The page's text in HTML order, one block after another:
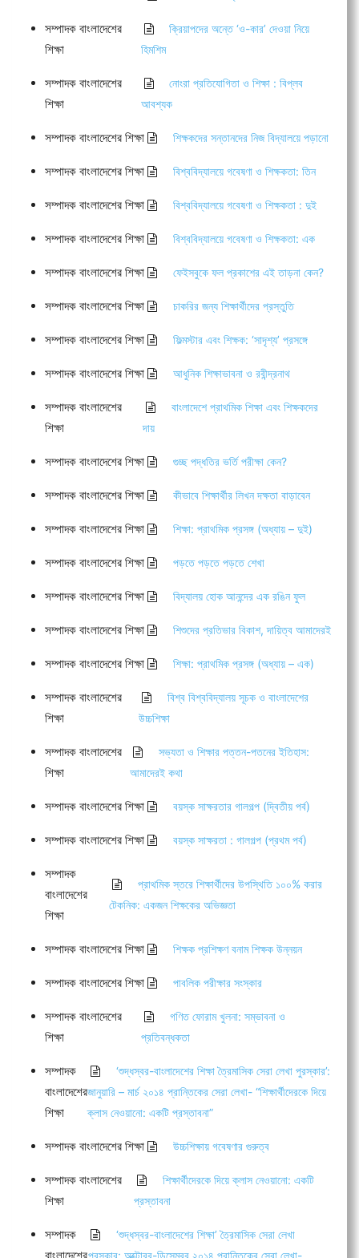
সম্পাদক বাংলাদেশের
শিক্ষা
ক্রিয়াপদের অন্তে ‘ও-কার’ দেওয়া নিয়ে
হিমশিম
সম্পাদক বাংলাদেশের
শিক্ষা
নোংরা প্রতিযোগিতা ও শিক্ষা : বিপ্লব
আবশ্যক
সম্পাদক বাংলাদেশের শিক্ষা শিক্ষকদের সন্তানদের নিজ বিদ্যালয়ে পড়ানো
সম্পাদক বাংলাদেশের শিক্ষা বিশ্ববিদ্যালয়ে গবেষণা ও শিক্ষকতা: তিন
সম্পাদক বাংলাদেশের শিক্ষা বিশ্ববিদ্যালয়ে গবেষণা ও শিক্ষকতা : দুই
সম্পাদক বাংলাদেশের শিক্ষা বিশ্ববিদ্যালয়ে গবেষণা ও শিক্ষকতা: এক
সম্পাদক বাংলাদেশের শিক্ষা ফেইসবুকে ফল প্রকাশের এই তাড়না কেন?
সম্পাদক বাংলাদেশের শিক্ষা চাকরির জন্য শিক্ষার্থীদের প্রস্তুতি
সম্পাদক বাংলাদেশের শিক্ষা ফিল্মস্টার এবং শিক্ষক: ‘সাদৃশ্য’ প্রসঙ্গে
সম্পাদক বাংলাদেশের শিক্ষা আধুনিক শিক্ষাভাবনা ও রবীন্দ্রনাথ
সম্পাদক বাংলাদেশের
শিক্ষা
বাংলাদেশে প্রাথমিক শিক্ষা এবং শিক্ষকদের
দায়
সম্পাদক বাংলাদেশের শিক্ষা গুচ্ছ পদ্ধতির ভর্তি পরীক্ষা কেন?
সম্পাদক বাংলাদেশের শিক্ষা কীভাবে শিক্ষার্থীর লিখন দক্ষতা বাড়াবেন
সম্পাদক বাংলাদেশের শিক্ষা শিক্ষা: প্রাথমিক প্রসঙ্গ (অধ্যায় – দুই)
সম্পাদক বাংলাদেশের শিক্ষা পড়তে পড়তে পড়তে শেখা
সম্পাদক বাংলাদেশের শিক্ষা বিদ্যালয় হোক আনন্দের এক রঙিন ফুল
সম্পাদক বাংলাদেশের শিক্ষা শিশুদের প্রতিভার বিকাশ, দায়িত্ব আমাদেরই
সম্পাদক বাংলাদেশের শিক্ষা শিক্ষা: প্রাথমিক প্রসঙ্গ (অধ্যায় – এক)
সম্পাদক বাংলাদেশের
শিক্ষা
বিশ্ব বিশ্ববিদ্যালয় সূচক ও বাংলাদেশের
উচ্চশিক্ষা
সম্পাদক বাংলাদেশের
শিক্ষা
সভ্যতা ও শিক্ষার পত্তন-পতনের ইতিহাস:
আমাদেরই কথা
সম্পাদক বাংলাদেশের শিক্ষা বয়স্ক সাক্ষরতার গালগল্প (দ্বিতীয় পর্ব)
সম্পাদক বাংলাদেশের শিক্ষা বয়স্ক সাক্ষরতা : গালগল্প (প্রথম পর্ব)
সম্পাদক
বাংলাদেশের
শিক্ষা
প্রাথমিক স্তরে শিক্ষার্থীদের উপস্থিতি ১০০% করার
টেকনিক: একজন শিক্ষকের অভিজ্ঞতা
সম্পাদক বাংলাদেশের শিক্ষা শিক্ষক প্রশিক্ষণ বনাম শিক্ষক উন্নয়ন
সম্পাদক বাংলাদেশের শিক্ষা পাবলিক পরীক্ষার সংস্কার
সম্পাদক বাংলাদেশের
শিক্ষা
গণিত ফোরাম খুলনা: সম্ভাবনা ও
প্রতিবন্ধকতা
সম্পাদক
বাংলাদেশের
শিক্ষা
‘শুদ্ধস্বর-বাংলাদেশের শিক্ষা ত্রৈমাসিক সেরা লেখা পুরস্কার’:
জানুয়ারি – মার্চ ২০১৪ প্রান্তিকের সেরা লেখা- “শিক্ষার্থীদেরকে দিয়ে
ক্লাস নেওয়ানো: একটি প্রস্তাবনা”
সম্পাদক বাংলাদেশের শিক্ষা উচ্চশিক্ষায় গবেষণার গুরুত্ব
সম্পাদক বাংলাদেশের
শিক্ষা
শিক্ষার্থীদেরকে দিয়ে ক্লাস নেওয়ানো: একটি
প্রস্তাবনা
সম্পাদক
বাংলাদেশের
‘শুদ্ধস্বর-বাংলাদেশের শিক্ষা’ ত্রৈমাসিক সেরা লেখা
পুরস্কার: অক্টোবর-ডিসেম্বর ২০১৪ প্রান্তিকের সেরা লেখা-